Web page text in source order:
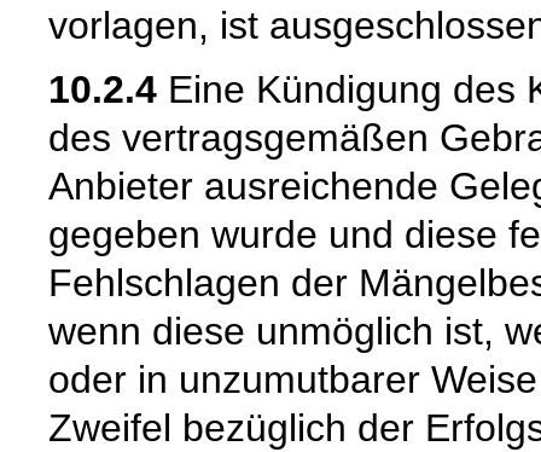
vorlagen, ist
10.2.4 Eine Kündigung des
des vertragsgemäßen
Anbieter ausreichende
gegeben wurde und diese
Fehlschlagen der
wenn diese unmöglich ist,
oder in unzumutbarer
Zweifel bezüglich der